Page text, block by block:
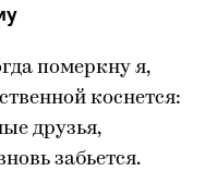
померкну я,
коснется:
друзья,
забьется.